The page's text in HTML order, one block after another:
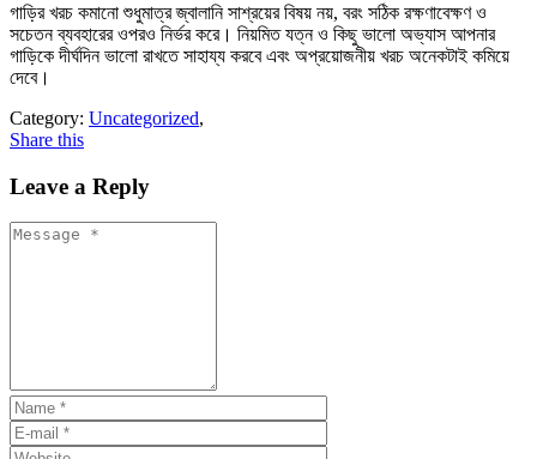
গাড়ির খরচ কমানো শুধুমাত্র জ্বালানি সাশ্রয়ের বিষয় নয়, বরং সঠিক রক্ষণাবেক্ষণ ও
সচেতন ব্যবহারের ওপরও নির্ভর করে। নিয়মিত যত্ন ও কিছু ভালো অভ্যাস আপনার
গাড়িকে দীর্ঘদিন ভালো রাখতে সাহায্য করবে এবং অপ্রয়োজনীয় খরচ অনেকটাই কমিয়ে
দেবে।
Category: Uncategorized,
Share this
Leave a Reply